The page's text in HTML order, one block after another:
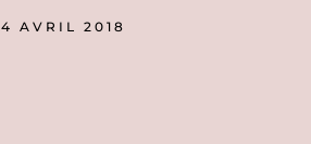
4 AVRIL 2018